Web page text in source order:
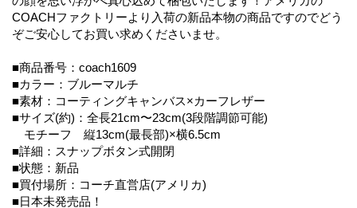
COACHファクトリーより入荷の新品本物の商品ですのでどう
ぞご安心してお買い求めくださいませ。
■商品番号：coach1609
■カラー：ブルーマルチ
■素材：コーティングキャンバス×カーフレザー
■サイズ(約)：全長21cm〜23cm(3段階調節可能)
モチーフ 縦13cm(最長部)×横6.5cm
■詳細：スナップボタン式開閉
■状態：新品
■買付場所：コーチ直営店(アメリカ)
■日本未発売品！